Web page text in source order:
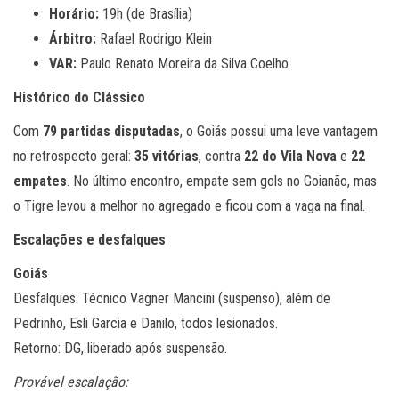
Horário: 19h (de Brasília)
Árbitro: Rafael Rodrigo Klein
VAR: Paulo Renato Moreira da Silva Coelho
Histórico do Clássico
Com 79 partidas disputadas, o Goiás possui uma leve vantagem
no retrospecto geral: 35 vitórias, contra 22 do Vila Nova e 22
empates. No último encontro, empate sem gols no Goianão, mas
o Tigre levou a melhor no agregado e ficou com a vaga na final.
Escalações e desfalques
Goiás
Desfalques: Técnico Vagner Mancini (suspenso), além de
Pedrinho, Esli Garcia e Danilo, todos lesionados.
Retorno: DG, liberado após suspensão.
Provável escalação: